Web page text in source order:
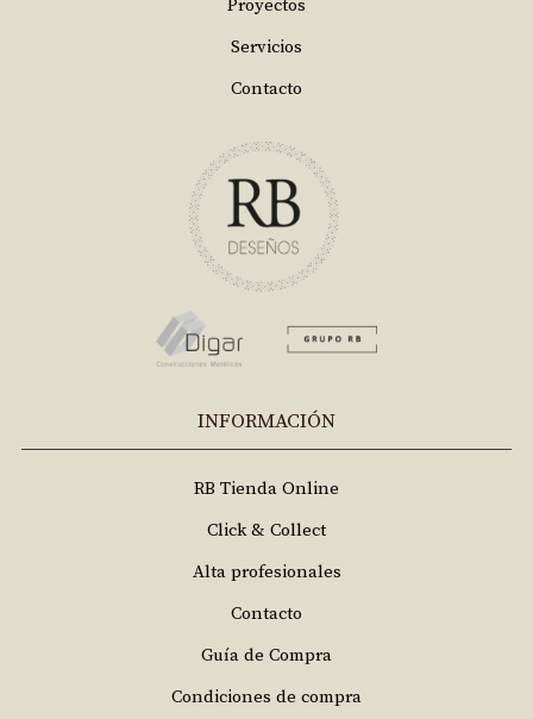
Proyectos
Servicios
Contacto
INFORMACIÓN
RB Tienda Online
Click & Collect
Alta profesionales
Contacto
Guía de Compra
Condiciones de compra